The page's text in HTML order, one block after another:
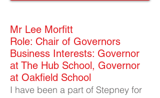
Mr Lee Morfitt​
Role: Chair of Governors
Business Interests: Governor
at The Hub School, Governor
at Oakfield School
I have been a part of Stepney for